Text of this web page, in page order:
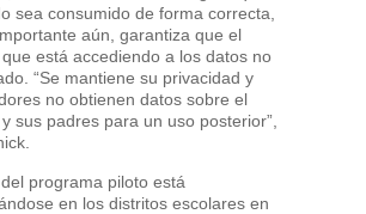
sea consumido de forma correcta,
aún, garantiza que el
está accediendo a los datos no
“Se mantiene su privacidad y
no obtienen datos sobre el
sus padres para un uso posterior”,
programa piloto está
en los distritos escolares en